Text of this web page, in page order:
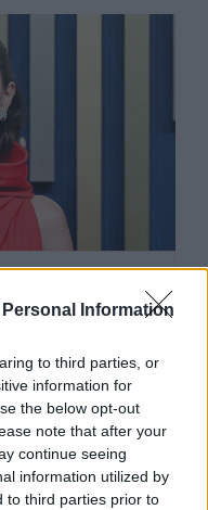
Information
to third parties, or
information for
the below opt-out
note that after your
continue seeing
information utilized by
to third parties prior to
majd az